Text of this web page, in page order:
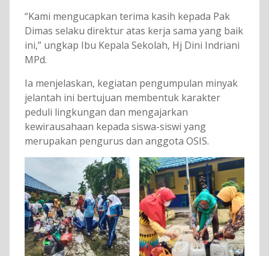
“Kami mengucapkan terima kasih kepada Pak
Dimas selaku direktur atas kerja sama yang baik
ini,” ungkap Ibu Kepala Sekolah, Hj Dini Indriani
MPd.
Ia menjelaskan, kegiatan pengumpulan minyak
jelantah ini bertujuan membentuk karakter
peduli lingkungan dan mengajarkan
kewirausahaan kepada siswa-siswi yang
merupakan pengurus dan anggota OSIS.